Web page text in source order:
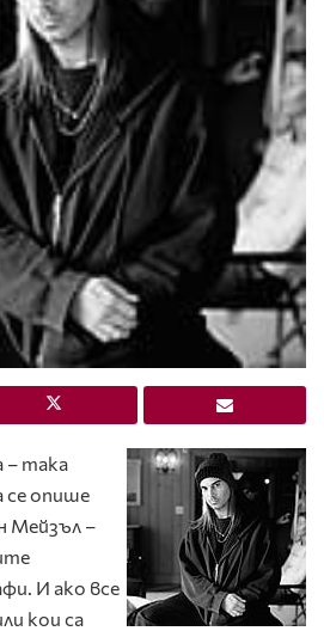
– така
се опише
Мейзъл –
И ако все
кои са